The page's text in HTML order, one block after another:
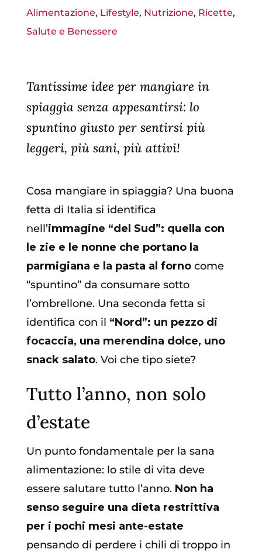
Alimentazione, Lifestyle, Nutrizione, Ricette,
Salute e Benessere
Tantissime idee per mangiare in
spiaggia senza appesantirsi: lo
spuntino giusto per sentirsi più
leggeri, più sani, più attivi!
Cosa mangiare in spiaggia? Una buona
fetta di Italia si identifica
nell’immagine “del Sud”: quella con
le zie e le nonne che portano la
parmigiana e la pasta al fornocome
“spuntino” da consumare sotto
l’ombrellone. Una seconda fetta si
identifica con il “Nord”: un pezzo di
focaccia, una merendina dolce, uno
snack salato. Voi che tipo siete?
Tutto l’anno, non solo
d’estate
Un punto fondamentale per la sana
alimentazione: lo stile di vita deve
essere salutare tutto l’anno. Non ha
senso seguire una dieta restrittiva
per i pochi mesi ante-estate
pensando di perdere i chili di troppo in